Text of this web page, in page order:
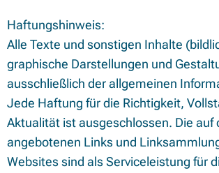
Haftungshinweis:
Alle Texte und sonstigen Inhalte
graphische Darstellungen und
ausschließlich der allgemeinen
Jede Haftung für die Richtigkeit,
Aktualität ist ausgeschlossen. Die auf
angebotenen Links und
Websites sind als Serviceleistung für